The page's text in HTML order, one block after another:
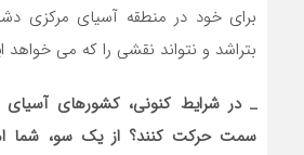
برای خود در منطقه آسیای مرکزی
بتراشد و نتواند نقشی را که می خواهد
_در شرایط کنونی، کشورهای آسیای
سمت حرکت کنند؟ از یک سو، شما